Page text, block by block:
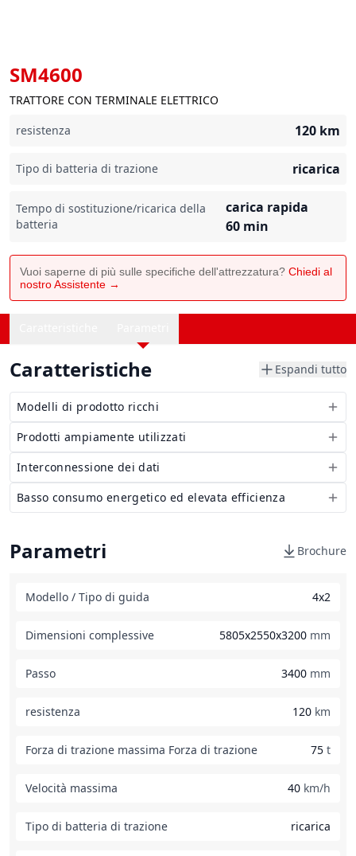
SM4600
TRATTORE CON TERMINALE ELETTRICO
resistenza
120 km
Tipo di batteria di trazione ricarica
Tempo di sostituzione/ricarica della
batteria
carica rapida
60 min
Vuoi saperne di più sulle specifiche dell'attrezzatura? Chiedi al
nostro Assistente →
Caratteristiche Espandi tutto
Modelli di prodotto ricchi
Prodotti ampiamente utilizzati
Interconnessione dei dati
Basso consumo energetico ed elevata efficienza
Parametri Brochure
Modello / Tipo di guida 4x2
Dimensioni complessive 5805x2550x3200 mm
Passo 3400 mm
resistenza 120 km
Forza di trazione massima Forza di trazione 75 t
Velocità massima 40 km/h
Tipo di batteria di trazione ricarica